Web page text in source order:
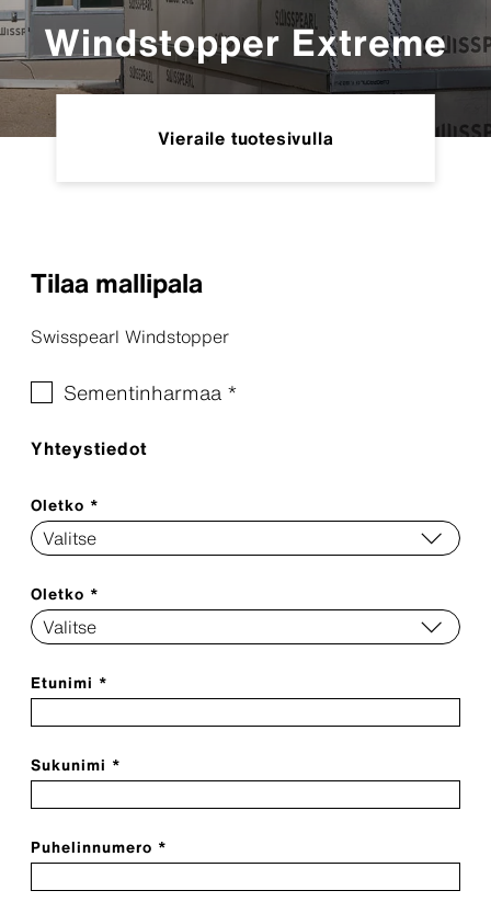
Windstopper Extreme
Vieraile tuotesivulla
Tilaa mallipala
Swisspearl Windstopper
Sementinharmaa *
Yhteystiedot
Oletko *
Oletko *
Etunimi *
Sukunimi *
Puhelinnumero *